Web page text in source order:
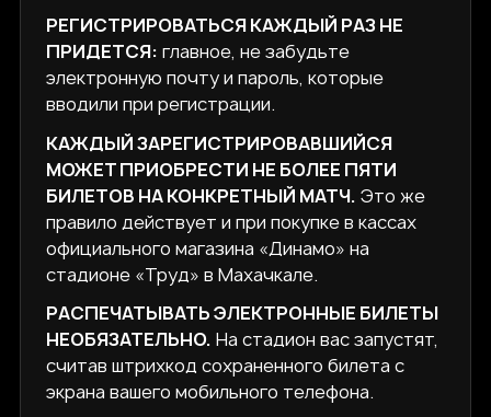
РЕГИСТРИРОВАТЬСЯ КАЖДЫЙ РАЗ НЕ
ПРИДЕТСЯ: главное, не забудьте
электронную почту и пароль, которые
вводили при регистрации.
КАЖДЫЙ ЗАРЕГИСТРИРОВАВШИЙСЯ
МОЖЕТ ПРИОБРЕСТИ НЕ БОЛЕЕ ПЯТИ
БИЛЕТОВ НА КОНКРЕТНЫЙ МАТЧ. Это же
правило действует и при покупке в кассах
официального магазина «Динамо» на
стадионе «Труд» в Махачкале.
РАСПЕЧАТЫВАТЬ ЭЛЕКТРОННЫЕ БИЛЕТЫ
НЕОБЯЗАТЕЛЬНО. На стадион вас запустят,
считав штрихкод сохраненного билета с
экрана вашего мобильного телефона.